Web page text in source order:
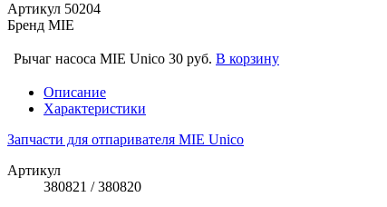
Артикул 50204
Бренд MIE
Рычаг насоса MIE Unico 30 руб. В корзину
Описание
Характеристики
Запчасти для отпаривателя MIE Unico
Артикул
380821 / 380820